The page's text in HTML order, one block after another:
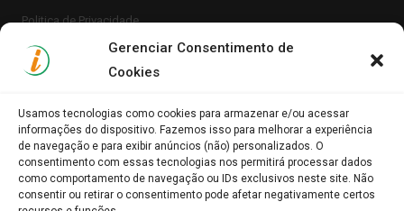
Gerenciar Consentimento de
Cookies
Usamos tecnologias como cookies para armazenar e/ou acessar
informações do dispositivo. Fazemos isso para melhorar a experiência
de navegação e para exibir anúncios (não) personalizados. O
consentimento com essas tecnologias nos permitirá processar dados
como comportamento de navegação ou IDs exclusivos neste site. Não
consentir ou retirar o consentimento pode afetar negativamente certos
Politica de Privacidade
Portal Informe.Net
Clique para aceitar os cookies marketing e
ativar este conteúdo